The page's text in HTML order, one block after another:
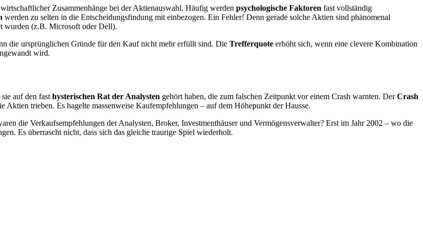
Zusammenhänge bei der Aktienauswahl. Häufig werden psychologische Faktoren fast vollständig
werden zu selten in die Entscheidungsfindung mit einbezogen. Ein Fehler! Denn gerade solche Aktien sind phänomenal
wurden (z.B. Microsoft oder Dell).
die ursprünglichen Gründe für den Kauf nicht mehr erfüllt sind. Die Trefferquote erhöht sich, wenn eine clevere Kombination
wird.
auf den fast hysterischen Rat der Analysten gehört haben, die zum falschen Zeitpunkt vor einem Crash warnten. DerCrash
trieben. Es hagelte massenweise Kaufempfehlungen – auf dem Höhepunkt der Hausse.
die Verkaufsempfehlungen der Analysten, Broker, Investmenthäuser und Vermögensverwalter? Erst im Jahr 2002 – wo die
Es überrascht nicht, dass sich das gleiche traurige Spiel wiederholt.